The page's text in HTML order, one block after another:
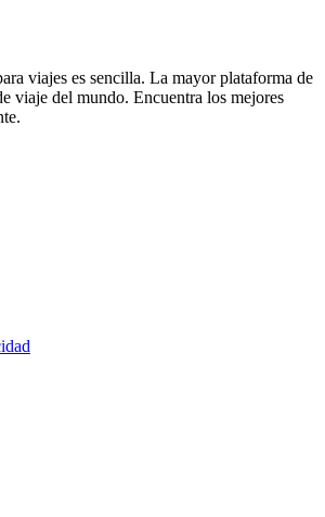
viajes es sencilla. La mayor plataforma de
viaje del mundo. Encuentra los mejores